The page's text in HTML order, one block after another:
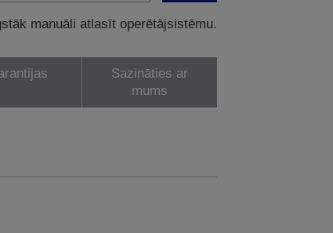
manuāli atlasīt operētājsistēmu.
Sazināties ar
mums